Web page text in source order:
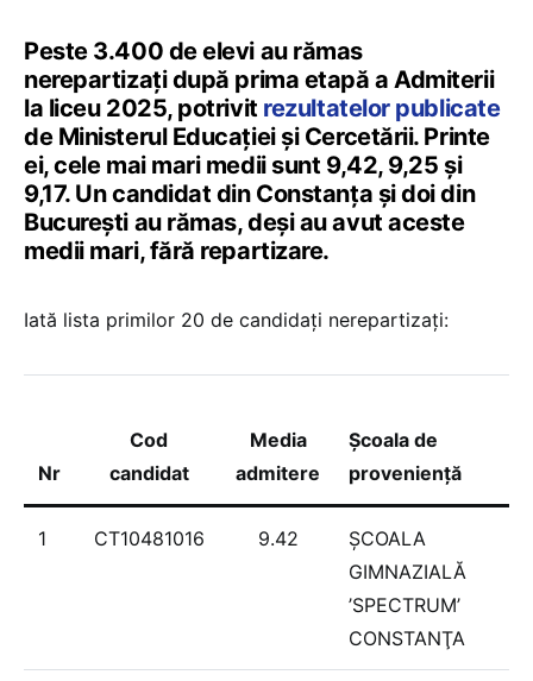
Peste 3.400 de elevi au rămas
nerepartizați după prima etapă a Admiterii
la liceu 2025, potrivit rezultatelor publicate
de Ministerul Educației și Cercetării. Printe
ei, cele mai mari medii sunt 9,42, 9,25 și
9,17. Un candidat din Constanța și doi din
București au rămas, deși au avut aceste
medii mari, fără repartizare.
Iată lista primilor 20 de candidați nerepartizați:
Nr
Cod
candidat
Media
admitere
Școala de
proveniență
1 CT10481016 9.42
ŞCOALA
GIMNAZIALĂ
’SPECTRUM’
CONSTANŢA